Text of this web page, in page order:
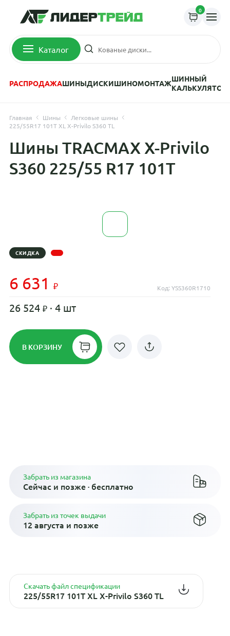
0
Каталог
РАСПРОДАЖАШИНЫДИСКИШИНОМОНТАЖШИННЫЙ
КАЛЬКУЛЯТОР
Главная Шины
Легковые шины
225/55R17 101T XL X-Privilo S360 TL
Шины TRACMAX X-Privilo
S360 225/55 R17 101T
СКИДКА
6 631 Код: YSS360R1710
26 524 · 4 шт
В КОРЗИНУ
Забрать из магазина
Сейчас и позже · бесплатно
Забрать из точек выдачи
12 августа и позже
Скачать файл спецификации
225/55R17 101T XL X-Privilo S360 TL